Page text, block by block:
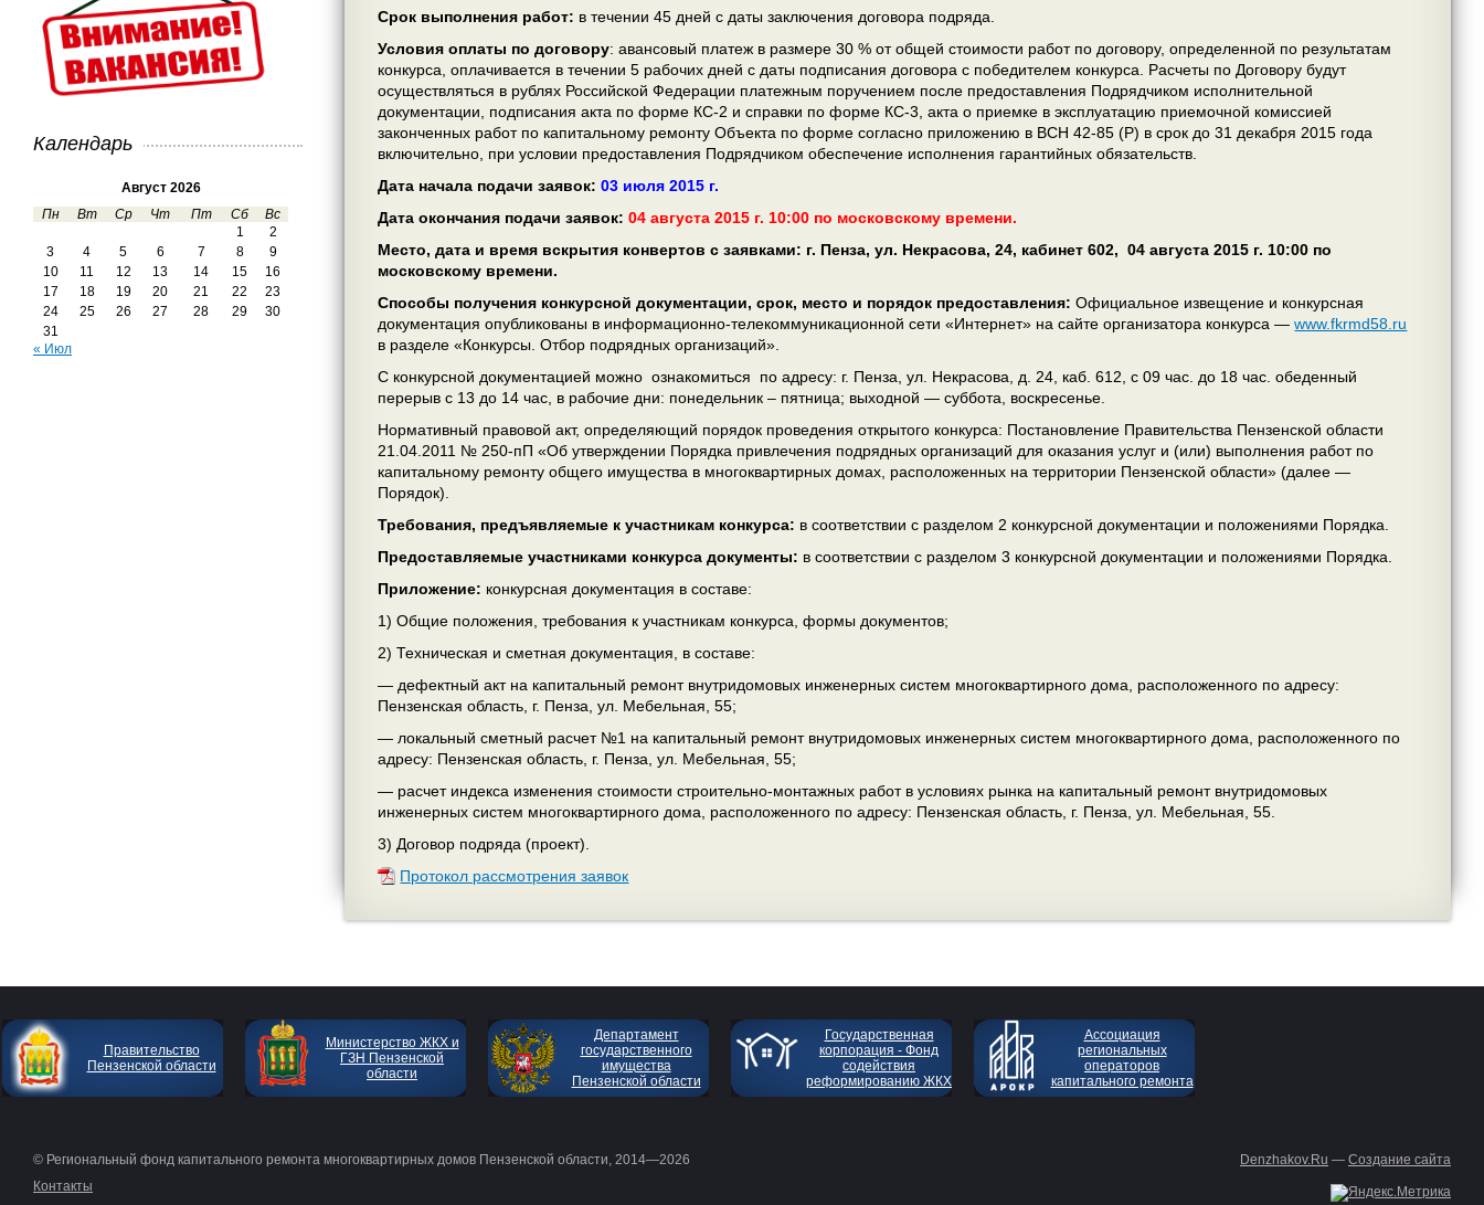
Календарь
Август 2026
Пн
Вт Ср Чт Пт Сб
Вс
1
2
3
4 5 6 7 8
9
10
11 12 13 14 15
16
17
18 19 20 21 22
23
24
25 26 27 28 29
30
31
« Июл
Срок выполнения работ: в течении 45 дней с даты заключения договора подряда.
Условия оплаты по договору: авансовый платеж в размере 30 % от общей стоимости работ по договору, определенной по результатам
конкурса, оплачивается в течении 5 рабочих дней с даты подписания договора с победителем конкурса. Расчеты по Договору будут
осуществляться в рублях Российской Федерации платежным поручением после предоставления Подрядчиком исполнительной
документации, подписания акта по форме КС-2 и справки по форме КС-3, акта о приемке в эксплуатацию приемочной комиссией
законченных работ по капитальному ремонту Объекта по форме согласно приложению в ВСН 42-85 (Р) в срок до 31 декабря 2015 года
включительно, при условии предоставления Подрядчиком обеспечение исполнения гарантийных обязательств.
Дата начала подачи заявок: 03 июля 2015 г.
Дата окончания подачи заявок:04 августа 2015 г. 10:00 по московскому времени.
Место, дата и время вскрытия конвертов с заявками: г. Пенза, ул. Некрасова, 24, кабинет 602, 04 августа 2015 г. 10:00 по
московскому времени.
Способы получения конкурсной документации, срок, место и порядок предоставления:Официальное извещение и конкурсная
документация опубликованы в информационно-телекоммуникационной сети «Интернет» на сайте организатора конкурса —www.fkrmd58.ru
в разделе «Конкурсы. Отбор подрядных организаций».
С конкурсной документацией можно ознакомиться по адресу: г. Пенза, ул. Некрасова, д. 24, каб. 612, с 09 час. до 18 час. обеденный
перерыв с 13 до 14 час, в рабочие дни: понедельник – пятница; выходной — суббота, воскресенье.
Нормативный правовой акт, определяющий порядок проведения открытого конкурса: Постановление Правительства Пензенской области
21.04.2011 № 250-пП «Об утверждении Порядка привлечения подрядных организаций для оказания услуг и (или) выполнения работ по
капитальному ремонту общего имущества в многоквартирных домах, расположенных на территории Пензенской области» (далее —
Порядок).
Требования, предъявляемые к участникам конкурса: в соответствии с разделом 2 конкурсной документации и положениями Порядка.
Предоставляемые участниками конкурса документы: в соответствии с разделом 3 конкурсной документации и положениями Порядка.
Приложение: конкурсная документация в составе:
1) Общие положения, требования к участникам конкурса, формы документов;
2) Техническая и сметная документация, в составе:
— дефектный акт на капитальный ремонт внутридомовых инженерных систем многоквартирного дома, расположенного по адресу:
Пензенская область, г. Пенза, ул. Мебельная, 55;
— локальный сметный расчет №1 на капитальный ремонт внутридомовых инженерных систем многоквартирного дома, расположенного по
адресу: Пензенская область, г. Пенза, ул. Мебельная, 55;
— расчет индекса изменения стоимости строительно-монтажных работ в условиях рынка на капитальный ремонт внутридомовых
инженерных систем многоквартирного дома, расположенного по адресу: Пензенская область, г. Пенза, ул. Мебельная, 55.
3) Договор подряда (проект).
Протокол рассмотрения заявок
Правительство
Пензенской области
Министерство ЖКХ и
ГЗН Пензенской
области
Департамент
государственного
имущества
Пензенской области
Государственная
корпорация - Фонд
содействия
реформированию ЖКХ
Ассоциация
региональных
операторов
капитального ремонта
© Региональный фонд капитального ремонта многоквартирных домов Пензенской области, 2014—2026
Контакты
Denzhakov.Ru — Создание сайта